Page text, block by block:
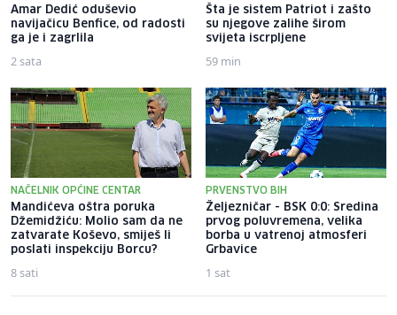
Amar Dedić oduševio
navijačicu Benfice, od radosti
ga je i zagrlila
2 sata
Šta je sistem Patriot i zašto
su njegove zalihe širom
svijeta iscrpljene
59 min
NAČELNIK OPĆINE CENTAR
Mandićeva oštra poruka
Džemidžiću: Molio sam da ne
zatvarate Koševo, smiješ li
poslati inspekciju Borcu?
8 sati
PRVENSTVO BIH
Željezničar - BSK 0:0: Sredina
prvog poluvremena, velika
borba u vatrenoj atmosferi
Grbavice
1 sat